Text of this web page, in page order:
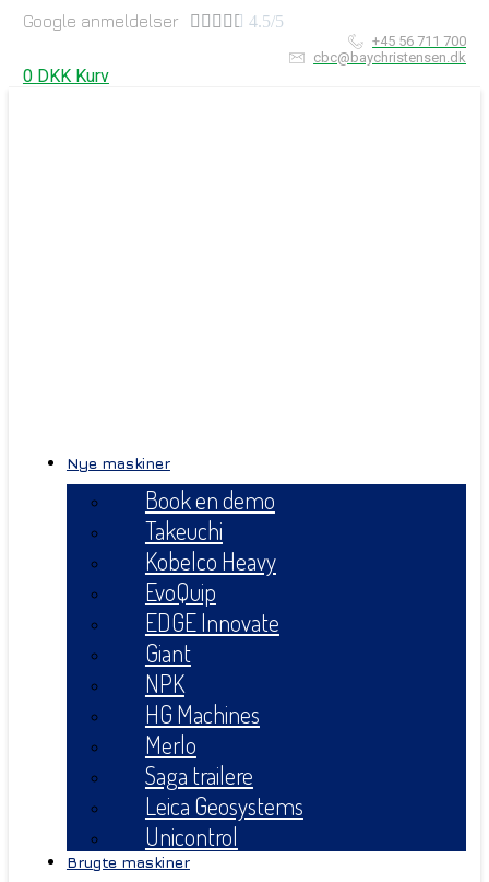
Google anmeldelser      4.5/5
+45 56 711 700
cbc@baychristensen.dk
0 DKK Kurv
Nye maskiner
Book en demo
Takeuchi
Kobelco Heavy
EvoQuip
EDGE Innovate
Giant
NPK
HG Machines
Merlo
Saga trailere
Leica Geosystems
Unicontrol
Brugte maskiner